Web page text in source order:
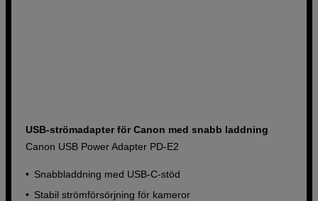
USB-strömadapter för Canon med snabb laddning
Canon USB Power Adapter PD-E2
Snabbladdning med USB-C-stöd
Stabil strömförsörjning för kameror